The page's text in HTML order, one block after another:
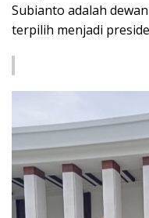
Subianto adalah
terpilih menjadi